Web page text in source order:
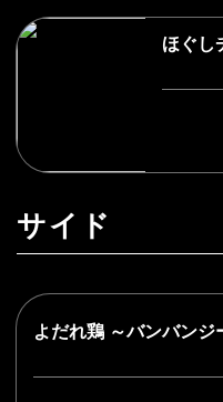
ほぐし
サイド
よだれ鶏 ～バンバンジ